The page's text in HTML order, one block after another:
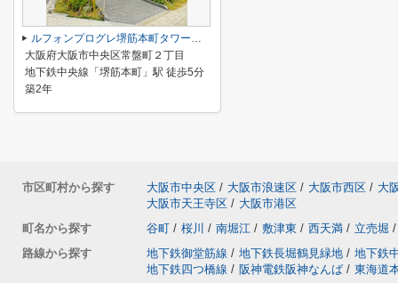
ルフォンプログレ堺筋本町タワーレジデンス
大阪府大阪市中央区常盤町２丁目
地下鉄中央線「堺筋本町」駅 徒歩5分
築2年
市区町村から探す 大阪市中央区 / 大阪市浪速区 / 大阪市西区 / 大
大阪市天王寺区 / 大阪市港区
町名から探す
谷町 / 桜川 / 南堀江 / 敷津東 / 西天満 / 立売堀 /
路線から探す
地下鉄御堂筋線 / 地下鉄長堀鶴見緑地 / 地下鉄
地下鉄四つ橋線 / 阪神電鉄阪神なんば / 東海道